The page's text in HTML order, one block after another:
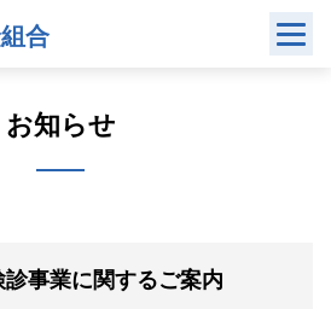
合
お知らせ
事業に関するご案内